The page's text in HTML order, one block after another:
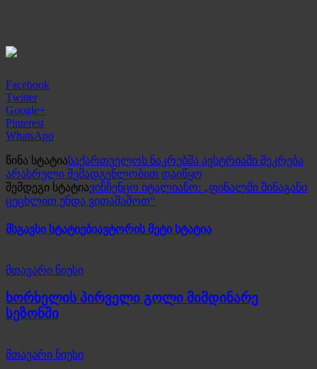
Facebook
Twitter
Google+
Pinterest
WhatsApp
წინა სტატიასაქართველოს ნაკრებმა ავსტრიაში შეკრება
არასრული შემადგენლობით დაიწყო
შემდეგი სტატიავინჩენცო იტალიანო: „ფინალში შინაგანი
ცეცხლით უნდა ვითამაშოთ“
მსგავსი სტატიებიავტორის მეტი სტატია
მთავარი ნიუსი
ხორხელის პირველი გოლი მიმდინარე
სეზონში
მთავარი ნიუსი